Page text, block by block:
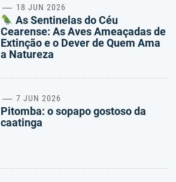
18 JUN 2026
As Sentinelas do Céu
Cearense: As Aves Ameaçadas de
Extinção e o Dever de Quem Ama
a Natureza
7 JUN 2026
Pitomba: o sopapo gostoso da
caatinga